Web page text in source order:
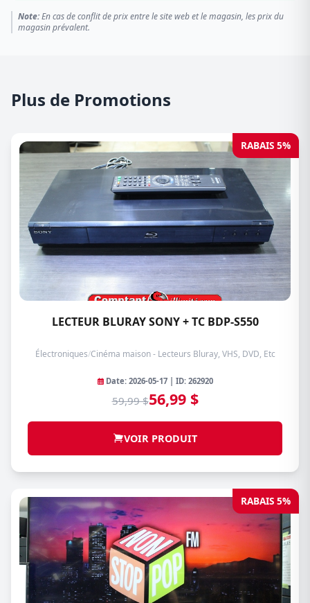
Note:En cas de conflit de prix entre le site web et le magasin, les prix du
magasin prévalent.
Plus de Promotions
RABAIS 5%
LECTEUR BLURAY SONY + TC BDP-S550
Électroniques/Cinéma maison - Lecteurs Bluray, VHS, DVD, Etc
Date: 2026-05-17 | ID: 262920
59,99 $56,99 $
VOIR PRODUIT
RABAIS 5%